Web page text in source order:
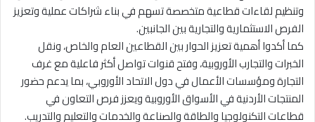
وتنظيم لقاءات قطاعية متخصصة تسهم في بناء شراكات عملية وتعزيز
الفرص الاستثمارية والتجارية بين الجانبين.
كما أكدوا أهمية تعزيز الحوار بين القطاعين العام والخاص، ونقل
الخبرات والتجارب الأوروبية، وفتح قنوات تواصل أكثر فاعلية مع غرف
التجارة ومؤسسات الأعمال في دول الاتحاد الأوروبي، بما يدعم حضور
المنتجات الأردنية في الأسواق الأوروبية ويعزز فرص التعاون في
قطاعات التكنولوجيا والطاقة والصناعة والخدمات والتعليم والتدريب.